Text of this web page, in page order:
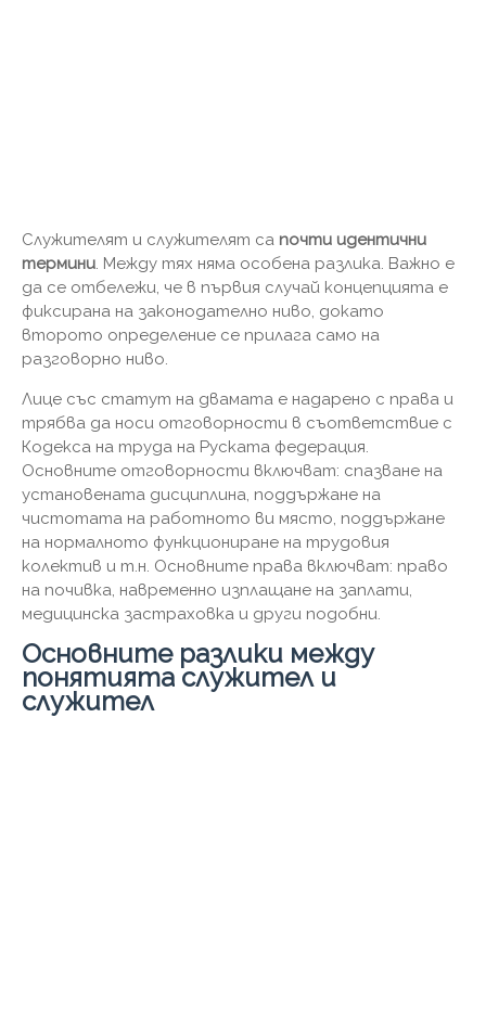
Служителят и служителят са почти идентични
термини. Между тях няма особена разлика. Важно е
да се отбележи, че в първия случай концепцията е
фиксирана на законодателно ниво, докато
второто определение се прилага само на
разговорно ниво.
Лице със статут на двамата е надарено с права и
трябва да носи отговорности в съответствие с
Кодекса на труда на Руската федерация.
Основните отговорности включват: спазване на
установената дисциплина, поддържане на
чистотата на работното ви място, поддържане
на нормалното функциониране на трудовия
колектив и т.н. Основните права включват: право
на почивка, навременно изплащане на заплати,
медицинска застраховка и други подобни.
Основните разлики между
понятията служител и
служител